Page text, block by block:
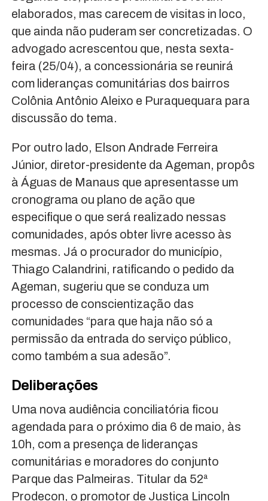
elaborados, mas carecem de visitas in loco,
que ainda não puderam ser concretizadas. O
advogado acrescentou que, nesta sexta-
feira (25/04), a concessionária se reunirá
com lideranças comunitárias dos bairros
Colônia Antônio Aleixo e Puraquequara para
discussão do tema.
Por outro lado, Elson Andrade Ferreira
Júnior, diretor-presidente da Ageman, propôs
à Águas de Manaus que apresentasse um
cronograma ou plano de ação que
especifique o que será realizado nessas
comunidades, após obter livre acesso às
mesmas. Já o procurador do município,
Thiago Calandrini, ratificando o pedido da
Ageman, sugeriu que se conduza um
processo de conscientização das
comunidades “para que haja não só a
permissão da entrada do serviço público,
como também a sua adesão”.
Deliberações
Uma nova audiência conciliatória ficou
agendada para o próximo dia 6 de maio, às
10h, com a presença de lideranças
comunitárias e moradores do conjunto
Parque das Palmeiras. Titular da 52ª
Prodecon, o promotor de Justiça Lincoln